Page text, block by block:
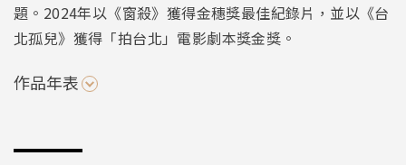
題。2024年以《窗殺》獲得金穗獎最佳紀錄片，並以《台
北孤兒》獲得「拍台北」電影劇本獎金獎。
作品年表